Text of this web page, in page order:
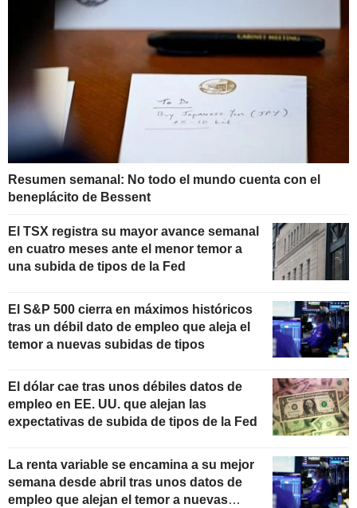
Resumen semanal: No todo el mundo cuenta con el
beneplácito de Bessent
El TSX registra su mayor avance semanal
en cuatro meses ante el menor temor a
una subida de tipos de la Fed
El S&P 500 cierra en máximos históricos
tras un débil dato de empleo que aleja el
temor a nuevas subidas de tipos
El dólar cae tras unos débiles datos de
empleo en EE. UU. que alejan las
expectativas de subida de tipos de la Fed
La renta variable se encamina a su mejor
semana desde abril tras unos datos de
empleo que alejan el temor a nuevas